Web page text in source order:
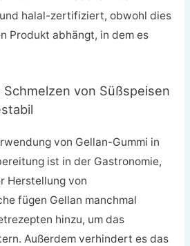
halal-zertifiziert, obwohl dies
Produkt abhängt, in dem es
von Süßspeisen
von Gellan-Gummi in
ist in der Gastronomie,
Herstellung von
fügen Gellan manchmal
hinzu, um das
Außerdem verhindert es das